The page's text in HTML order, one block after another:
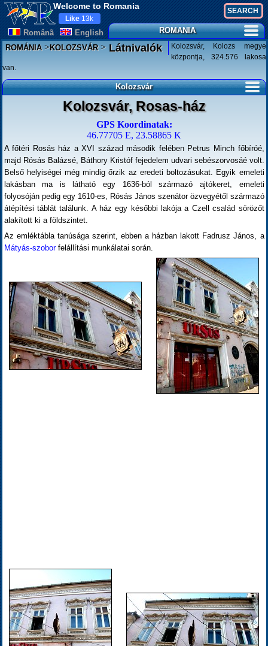
Welcome to Romania
Românã English
Like 13k
ROMANIA
ROMÁNIA>KOLOZSVÁR>Látnivalók
Kolozsvár, Kolozs megye
központja, 324.576 lakosa
van.
Kolozsvár
Kolozsvár, Rosas-ház
GPS Koordinatak:
46.77705 E, 23.58865 K
A főtéri Rosás ház a XVI század második felében Petrus Minch főbíróé,
majd Rósás Balázsé, Báthory Kristóf fejedelem udvari sebészorvosáé volt.
Belső helyiségei még mindig őrzik az eredeti boltozásukat. Egyik emeleti
lakásban ma is látható egy 1636-ból származó ajtókeret, emeleti
folyosóján pedig egy 1610-es, Rósás János szenátor özvegyétől származó
átépítési táblát találunk. A ház egy későbbi lakója a Czell család sörözőt
alakított ki a földszintet.
Az emléktábla tanúsága szerint, ebben a házban lakott Fadrusz János, a
Mátyás-szoborfelállítási munkálatai során.